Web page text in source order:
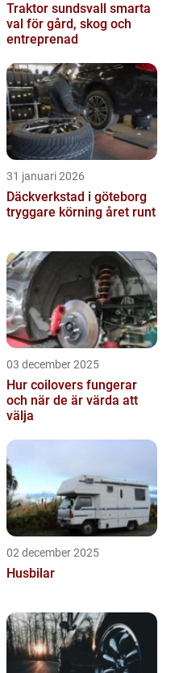
Traktor sundsvall smarta
val för gård, skog och
entreprenad
31 januari 2026
Däckverkstad i göteborg
tryggare körning året runt
03 december 2025
Hur coilovers fungerar
och när de är värda att
välja
02 december 2025
Husbilar